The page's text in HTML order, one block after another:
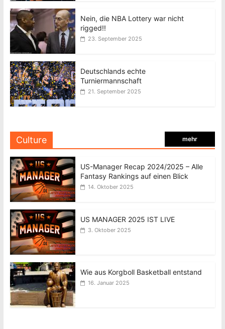
Nein, die NBA Lottery war nicht
rigged!!
23. September 2025
Deutschlands echte
Turniermannschaft
21. September 2025
Culture mehr
US-Manager Recap 2024/2025 – Alle
Fantasy Rankings auf einen Blick
14. Oktober 2025
US MANAGER 2025 IST LIVE
3. Oktober 2025
Wie aus Korgboll Basketball entstand
16. Januar 2025